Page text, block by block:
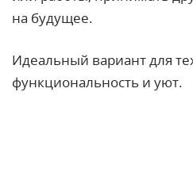
на будущее.
Идеальный вариант для
функциональность и уют.